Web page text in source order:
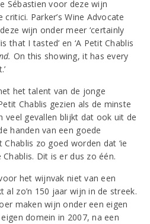
Sébastien voor deze wijn
Parker’s Wine Advocate
wijn onder meer ‘certainly
that I tasted’ en ‘A Petit Chablis
On this showing, it has every
het talent van de jonge
Chablis gezien als de minste
veel gevallen blijkt dat ook uit de
handen van een goede
zo goed worden dat ‘ie
Dit is er dus zo één.
het wijnvak niet van een
zo’n 150 jaar wijn in de streek.
maken wijn onder een eigen
domein in 2007, na een